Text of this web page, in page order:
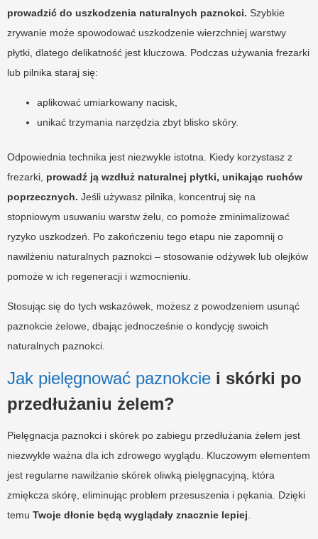
prowadzić do uszkodzenia naturalnych paznokci. Szybkie
zrywanie może spowodować uszkodzenie wierzchniej warstwy
płytki, dlatego delikatność jest kluczowa. Podczas używania frezarki
lub pilnika staraj się:
aplikować umiarkowany nacisk,
unikać trzymania narzędzia zbyt blisko skóry.
Odpowiednia technika jest niezwykle istotna. Kiedy korzystasz z
frezarki, prowadź ją wzdłuż naturalnej płytki, unikając ruchów
poprzecznych. Jeśli używasz pilnika, koncentruj się na
stopniowym usuwaniu warstw żelu, co pomoże zminimalizować
ryzyko uszkodzeń. Po zakończeniu tego etapu nie zapomnij o
nawilżeniu naturalnych paznokci – stosowanie odżywek lub olejków
pomoże w ich regeneracji i wzmocnieniu.
Stosując się do tych wskazówek, możesz z powodzeniem usunąć
paznokcie żelowe, dbając jednocześnie o kondycję swoich
naturalnych paznokci.
Jak pielęgnować paznokcie i skórki po
przedłużaniu żelem?
Pielęgnacja paznokci i skórek po zabiegu przedłużania żelem jest
niezwykle ważna dla ich zdrowego wyglądu. Kluczowym elementem
jest regularne nawilżanie skórek oliwką pielęgnacyjną, która
zmiękcza skórę, eliminując problem przesuszenia i pękania. Dzięki
temu Twoje dłonie będą wyglądały znacznie lepiej